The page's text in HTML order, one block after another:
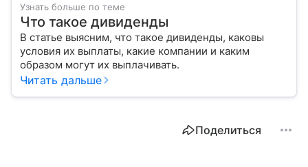
Узнать больше по теме
Что такое дивиденды
В статье выясним, что такое дивиденды, каковы
условия их выплаты, какие компании и каким
образом могут их выплачивать.
Читать дальше
Поделиться